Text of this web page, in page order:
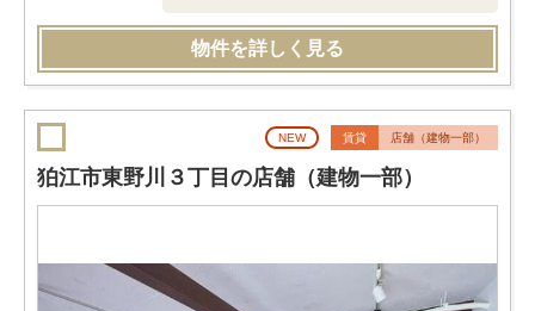
物件を詳しく見る
NEW 賃貸 店舗（建物一部）
狛江市東野川３丁目の店舗（建物一部）